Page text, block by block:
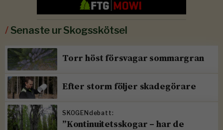
/Senaste ur Skogsskötsel
Torr höst försvagar sommargran
Efter storm följer skadegörare
SKOGENdebatt:
”Kontinuitetsskogar – har de